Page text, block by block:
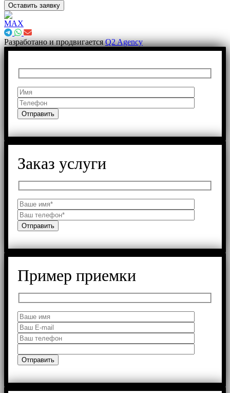
Оставить заявку
Разработано и продвигаетсяQ2 Agency
Заказ услуги
Пример приемки